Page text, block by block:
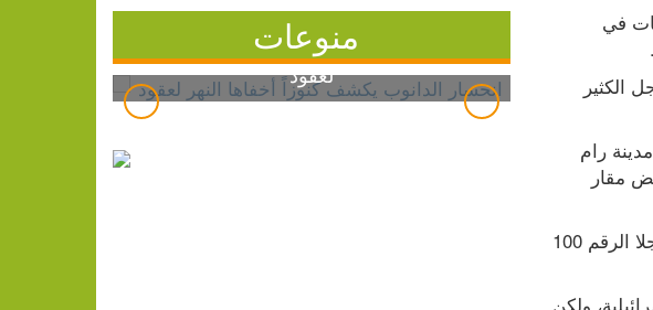
منوعات
انحسار الدانوب يكشف كنوزاً أخفاها النهر
لعقود